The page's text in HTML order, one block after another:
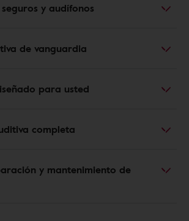
y audífonos
de vanguardia
para usted
completa
y mantenimiento de